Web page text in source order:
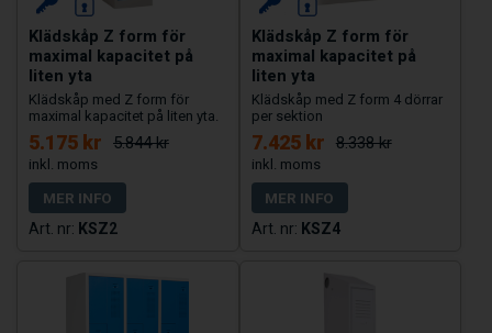
Klädskåp Z form för
maximal kapacitet på
liten yta
Klädskåp med Z form för
maximal kapacitet på liten yta.
5.175 kr 5.844 kr
MER INFO
KSZ2
Klädskåp Z form för
maximal kapacitet på
liten yta
Klädskåp med Z form 4 dörrar
per sektion
7.425 kr 8.338 kr
MER INFO
KSZ4